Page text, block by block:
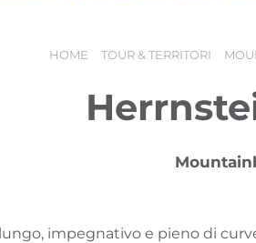
HOME TOUR & TERRITORI
impegnativo e pieno di